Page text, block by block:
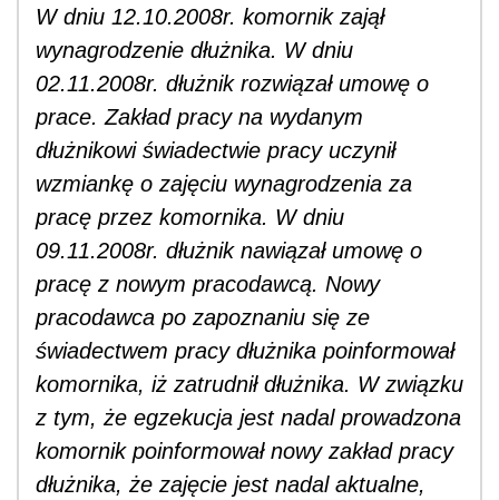
W dniu 12.10.2008r. komornik zajął
wynagrodzenie dłużnika. W dniu
02.11.2008r. dłużnik rozwiązał umowę o
prace. Zakład pracy na wydanym
dłużnikowi świadectwie pracy uczynił
wzmiankę o zajęciu wynagrodzenia za
pracę przez komornika. W dniu
09.11.2008r. dłużnik nawiązał umowę o
pracę z nowym pracodawcą. Nowy
pracodawca po zapoznaniu się ze
świadectwem pracy dłużnika poinformował
komornika, iż zatrudnił dłużnika. W związku
z tym, że egzekucja jest nadal prowadzona
komornik poinformował nowy zakład pracy
dłużnika, że zajęcie jest nadal aktualne,